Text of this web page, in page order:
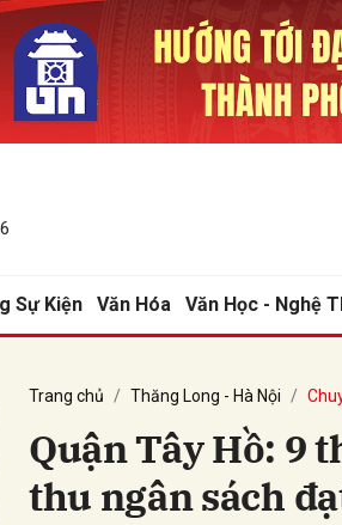
Sự Kiện Văn Hóa Văn Học - Nghệ
Trang chủ Thăng Long - Hà Nội
Quận Tây Hồ: 9
thu ngân sách
Gửi